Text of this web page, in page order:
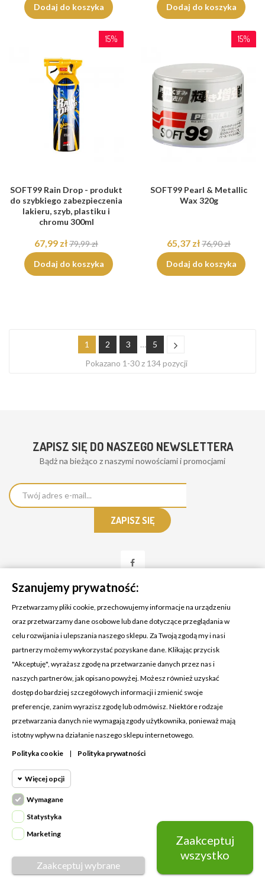
Dodaj do koszyka
Dodaj do koszyka
15%
SOFT99 Rain Drop - produkt
do szybkiego zabezpieczenia
lakieru, szyb, plastiku i
chromu 300ml
67,99 zł79,99 zł
Dodaj do koszyka
15%
SOFT99 Pearl & Metallic
Wax 320g
65,37 zł76,90 zł
Dodaj do koszyka
1 2 3 …
5
Pokazano 1-30 z 134 pozycji
ZAPISZ SIĘ DO NASZEGO NEWSLETTERA
Bądż na bieżąco z naszymi nowościami i promocjami
KONTAKT Z NAMI
Adres:
Cosmetic4car
Budzisz 73A
39-200 Dębica
Dominik:
Klaudia: +48 730634730
MOJE KONTO
PRODUKTY
NASZA FIRMA
Napisz do nas
Szanujemy prywatność:
Przetwarzamy pliki cookie, przechowujemy informacje na urządzeniu
oraz przetwarzamy dane osobowe lub dane dotyczące przeglądania w
celu rozwijania i ulepszania naszego sklepu. Za Twoją zgodą my i nasi
partnerzy możemy wykorzystać pozyskane dane. Klikając przycisk
"Akceptuję", wyrażasz zgodę na przetwarzanie danych przez nas i
naszych partnerów, jak opisano powyżej. Możesz również uzyskać
dostęp do bardziej szczegółowych informacji i zmienić swoje
preferencje, zanim wyrazisz zgodę lub odmówisz. Niektóre rodzaje
przetwarzania danych nie wymagają zgody użytkownika, ponieważ mają
istotny wpływ na działanie naszego sklepu internetowego.
Polityka cookie | Polityka prywatności
Więcej opcji
Wymagane
Wymagane pliki cookie oraz cookie
HttpOnly. Pliki cookie wymagane do
przeglądania witryny i korzystania z jej
podstawowych funkcji. Te pliki cookie
Cookie
Cookie
Wymagane
Statystyka
Marketing
Zaakceptuj wybrane
Zaakceptuj
wszystko
© Copyright 2026 Cosmetic4car | Wykonanie:Grupago